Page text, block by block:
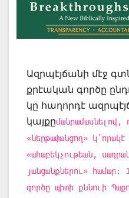
Ազրպէյճանի մէջ
քրէական գործը
կը հաղորդէ
կայքըմանրամասնելով,
«ներթափանցող»
«ահաբեկչութեան,
յանցանքներու» համար:
գործը պիտի քննուի